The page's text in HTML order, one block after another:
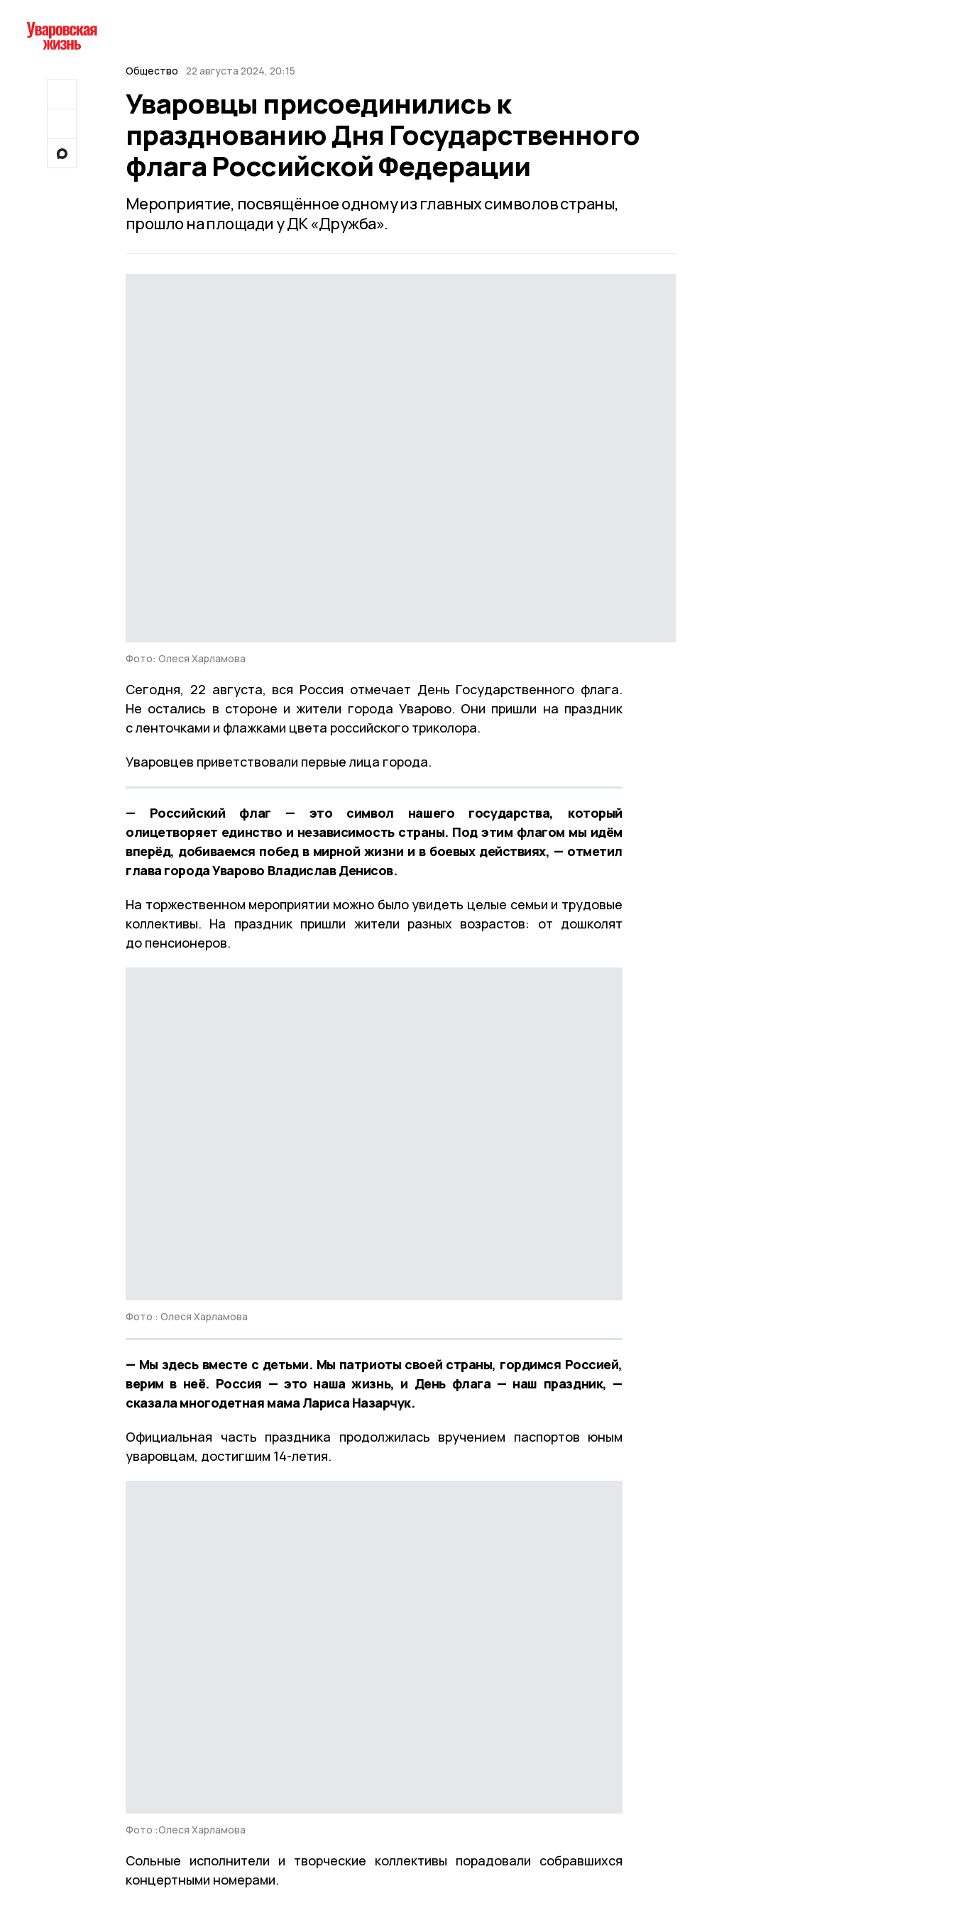
Общество 22 августа 2024, 20:15
Уваровцы присоединились к
празднованию Дня Государственного
флага Российской Федерации
Мероприятие, посвящённое одному из главных символов страны,
прошло на площади у ДК «Дружба».
Фото: Олеся Харламова
Сегодня, 22 августа, вся Россия отмечает День Государственного флага.
Не остались в стороне и жители города Уварово. Они пришли на праздник
с ленточками и флажками цвета российского триколора.
Уваровцев приветствовали первые лица города.
— Российский флаг — это символ нашего государства, который
олицетворяет единство и независимость страны. Под этим флагом мы идём
вперёд, добиваемся побед в мирной жизни и в боевых действиях, — отметил
глава города Уварово Владислав Денисов.
На торжественном мероприятии можно было увидеть целые семьи и трудовые
коллективы. На праздник пришли жители разных возрастов: от дошколят
до пенсионеров.
Фото : Олеся Харламова
— Мы здесь вместе с детьми. Мы патриоты своей страны, гордимся Россией,
верим в неё. Россия — это наша жизнь, и День флага — наш праздник, —
сказала многодетная мама Лариса Назарчук.
Официальная часть праздника продолжилась вручением паспортов юным
уваровцам, достигшим 14-летия.
Фото :Олеся Харламова
Сольные исполнители и творческие коллективы порадовали собравшихся
концертными номерами.